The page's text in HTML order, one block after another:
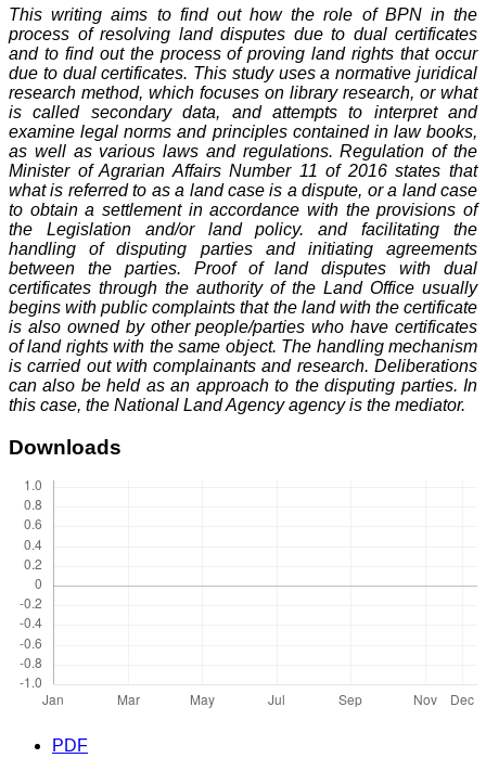
This writing aims to find out how the role of BPN in the
process of resolving land disputes due to dual certificates
and to find out the process of proving land rights that occur
due to dual certificates. This study uses a normative juridical
research method, which focuses on library research, or what
is called secondary data, and attempts to interpret and
examine legal norms and principles contained in law books,
as well as various laws and regulations.Regulation of the
Minister of Agrarian Affairs Number 11 of 2016 states that
what is referred to as a land case is a dispute, or a land case
to obtain a settlement in accordance with the provisions of
the Legislation and/or land policy. and facilitating the
handling of disputing parties and initiating agreements
between the parties. Proof of land disputes with dual
certificates through the authority of the Land Office usually
begins with public complaints that the land with the certificate
is also owned by other people/parties who have certificates
of land rights with the same object. The handling mechanism
is carried out with complainants and research. Deliberations
can also be held as an approach to the disputing parties. In
this case, the National Land Agency agency is the mediator.
Downloads
PDF